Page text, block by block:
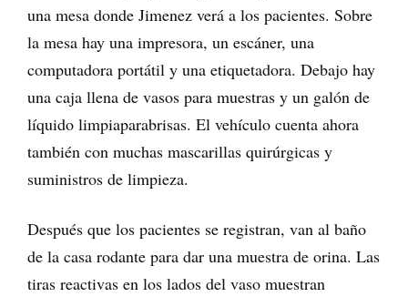
una mesa donde Jimenez verá a los pacientes. Sobre
la mesa hay una impresora, un escáner, una
computadora portátil y una etiquetadora. Debajo hay
una caja llena de vasos para muestras y un galón de
líquido limpiaparabrisas. El vehículo cuenta ahora
también con muchas mascarillas quirúrgicas y
suministros de limpieza.
Después que los pacientes se registran, van al baño
de la casa rodante para dar una muestra de orina. Las
tiras reactivas en los lados del vaso muestran